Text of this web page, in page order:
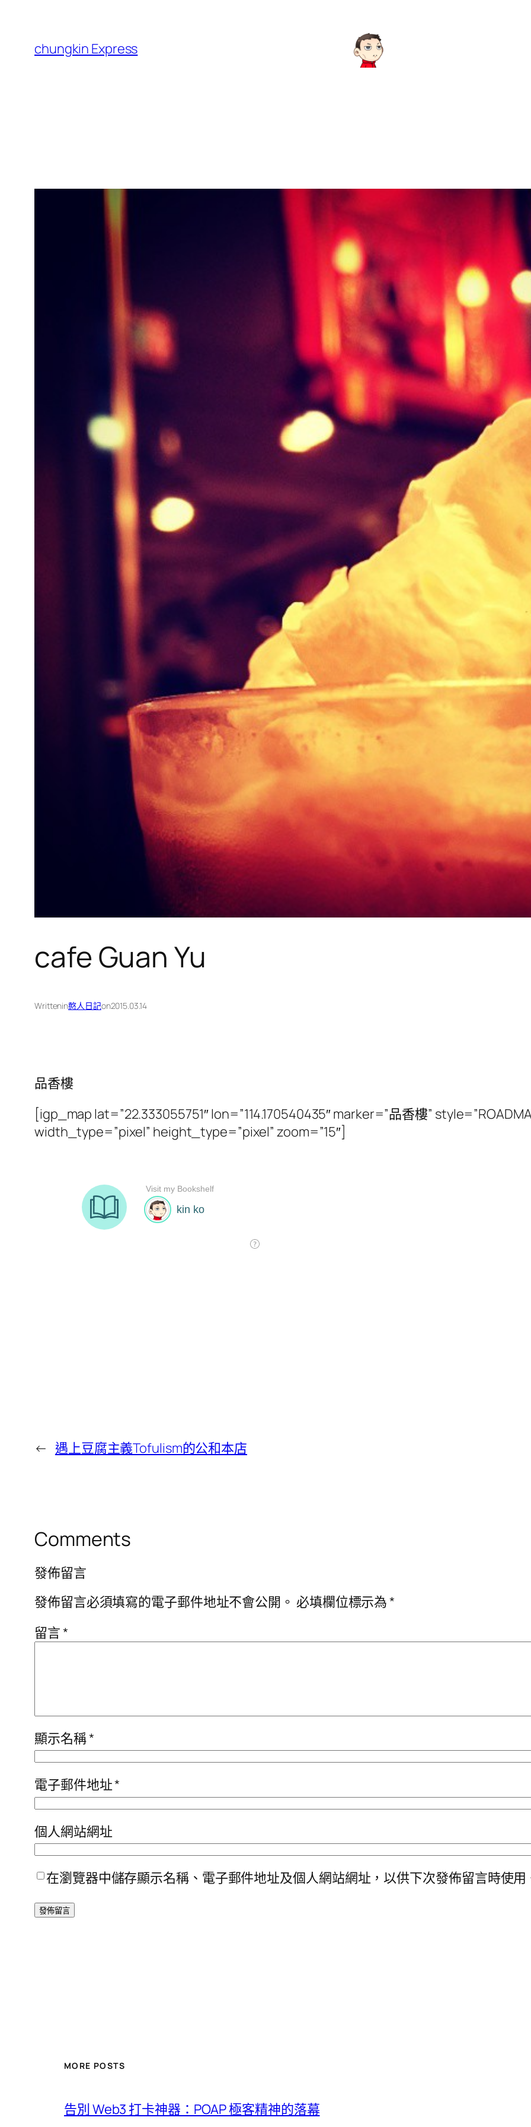
chungkin Express
cafe Guan Yu
Writtenin憨人日記on2015.03.14
品香樓
[igp_map lat=”22.333055751″ lon=”114.170540435″ marker=”品香樓”
width_type=”pixel” height_type=”pixel” zoom=”15″]
← 遇上豆腐主義Tofulism的公和本店
Comments
發佈留言
發佈留言必須填寫的電子郵件地址不會公開。 必填欄位標示為*
留言*
顯示名稱*
電子郵件地址*
個人網站網址
在瀏覽器中儲存顯示名稱、電子郵件地址及個人網站網址，以供下次發佈留言時使用
MORE POSTS
告別 Web3 打卡神器：POAP 極客精神的落幕